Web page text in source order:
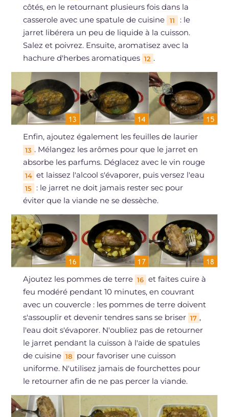
côtés, en le retournant plusieurs fois dans la
casserole avec une spatule de cuisine
11
: le
jarret libérera un peu de liquide à la cuisson.
Salez et poivrez. Ensuite, aromatisez avec la
hachure d'herbes aromatiques 12 .
Enfin, ajoutez également les feuilles de laurier
13 . Mélangez les arômes pour que le jarret en
absorbe les parfums. Déglacez avec le vin rouge
14 et laissez l'alcool s'évaporer, puis versez l'eau
15
: le jarret ne doit jamais rester sec pour
éviter que la viande ne se dessèche.
Ajoutez les pommes de terre 16 et faites cuire à
feu modéré pendant 10 minutes, en couvrant
avec un couvercle : les pommes de terre doivent
s'assouplir et devenir tendres sans se briser 17 ,
l'eau doit s'évaporer. N'oubliez pas de retourner
le jarret pendant la cuisson à l'aide de spatules
de cuisine 18
pour favoriser une cuisson
uniforme. N'utilisez jamais de fourchettes pour
le retourner afin de ne pas percer la viande.